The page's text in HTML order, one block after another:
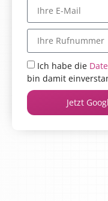
Ich habe die
bin damit
Jetzt